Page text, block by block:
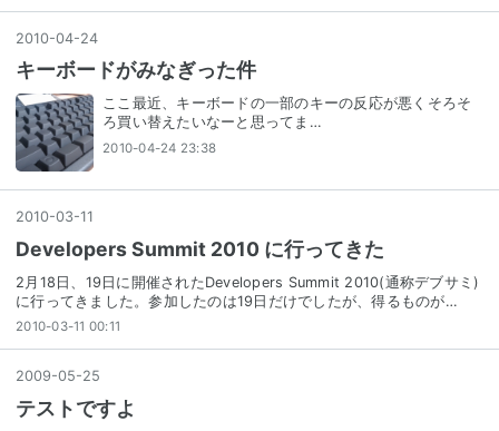
2010-04-24
キーボードがみなぎった件
ここ最近、キーボードの一部のキーの反応が悪くそろそ
ろ買い替えたいなーと思ってま…
2010-04-24 23:38
2010-03-11
Developers Summit 2010 に行ってきた
2月18日、19日に開催されたDevelopers Summit 2010(通称デブサミ)
に行ってきました。参加したのは19日だけでしたが、得るものが…
2010-03-11 00:11
2009-05-25
テストですよ